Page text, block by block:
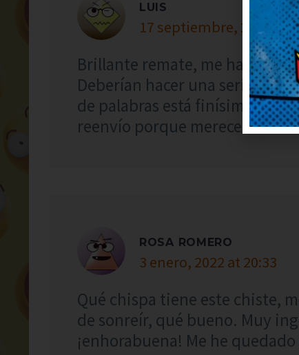
LUIS
17 septiembre, 2021 at
Brillante remate, me ha
Deberían hacer una serie solo
de palabras está finísimo, me
reenvío porque merece ser
ROSA ROMERO
3 enero, 2022 at 20:33
Qué chispa tiene este chiste,
de sonreír, qué bueno. Muy
¡enhorabuena! Me he